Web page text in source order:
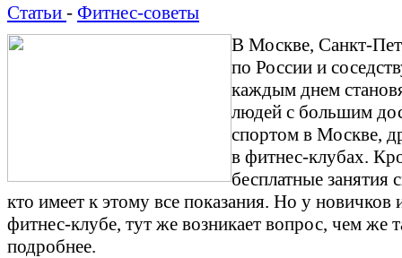
Статьи - Фитнес-советы
В Москве, Санкт-
по России и
каждым днем
людей с большим
спортом в Москве,
в фитнес-клубах.
бесплатные занятия
кто имеет к этому все показания. Но у новичков
фитнес-клубе, тут же возникает вопрос, чем же
подробнее.